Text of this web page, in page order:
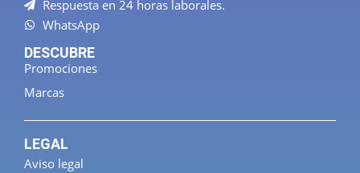
Respuesta en 24 horas laborales.
WhatsApp
DESCUBRE
Promociones
Marcas
LEGAL
Aviso legal